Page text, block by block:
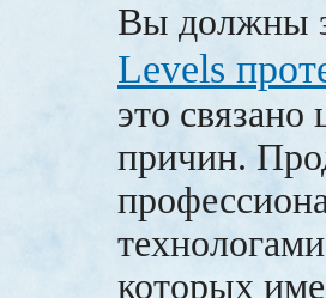
Вы должны
Levels
это
причин.
которых